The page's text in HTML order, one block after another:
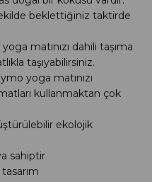
beklettiğiniz taktirde
matınızı dahili taşıma
taşıyabilirsiniz.
yoga matınızı
kullanmaktan çok
ekolojik
sahiptir